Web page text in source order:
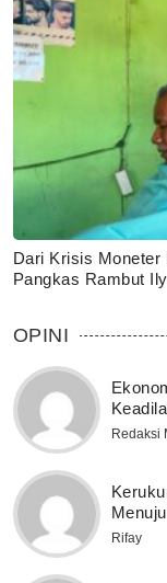
Dari Krisis Moneter
Pangkas Rambut
OPINI
Redaksi
Rifay